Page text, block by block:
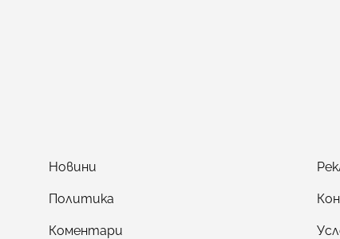
Новини
Политика
Коментари